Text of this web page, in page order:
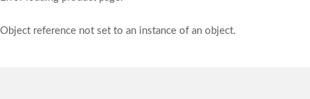
Object reference not set to an instance of an object.